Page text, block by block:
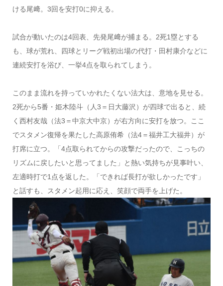
ける尾﨑。3回を安打0に抑える。
試合が動いたのは4回表、先発尾﨑が捕まる。2死1塁とする
も、球が荒れ、四球とリーグ戦初出場の代打・田村康介などに
連続安打を浴び、一挙4点を取られてしまう。
このまま流れを持っていかれたくない法大は、意地を見せる。
2死から5番・姫木陸斗（人3＝日大藤沢）が四球で出ると、続
く西村友哉（法3＝中京大中京）が右方向に安打を放つ。ここ
でスタメン復帰を果たした高原侑希（法4＝福井工大福井）が
打席に立つ。「4点取られてからの攻撃だったので、こっちの
リズムに戻したいと思ってました」と熱い気持ちが見事叶い、
左適時打で1点を返した。「できれば長打が欲しかったです」
と話すも、スタメン起用に応え、笑顔で両手を上げた。